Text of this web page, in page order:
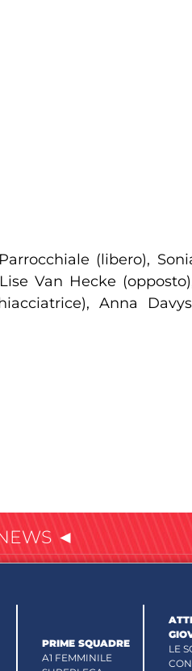
(libero),
Van Hecke
Anna
◄
PRIME SQUADRE
A1 FEMMINILE
LE